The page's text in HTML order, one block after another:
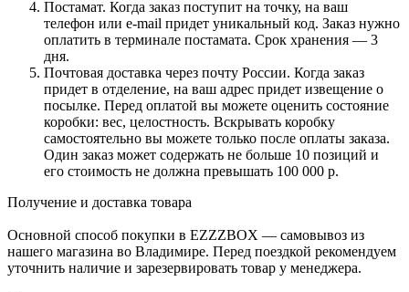
Постамат. Когда заказ поступит на точку, на ваш
телефон или e-mail придет уникальный код. Заказ нужно
оплатить в терминале постамата. Срок хранения — 3
дня.
Почтовая доставка через почту России. Когда заказ
придет в отделение, на ваш адрес придет извещение о
посылке. Перед оплатой вы можете оценить состояние
коробки: вес, целостность. Вскрывать коробку
самостоятельно вы можете только после оплаты заказа.
Один заказ может содержать не больше 10 позиций и
его стоимость не должна превышать 100 000 р.
Получение и доставка товара
Основной способ покупки в EZZZBOX — самовывоз из
нашего магазина во Владимире. Перед поездкой рекомендуем
уточнить наличие и зарезервировать товар у менеджера.